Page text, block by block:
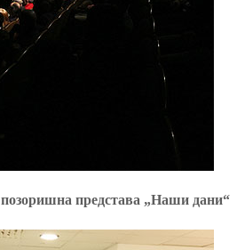
представа „Наши дани“